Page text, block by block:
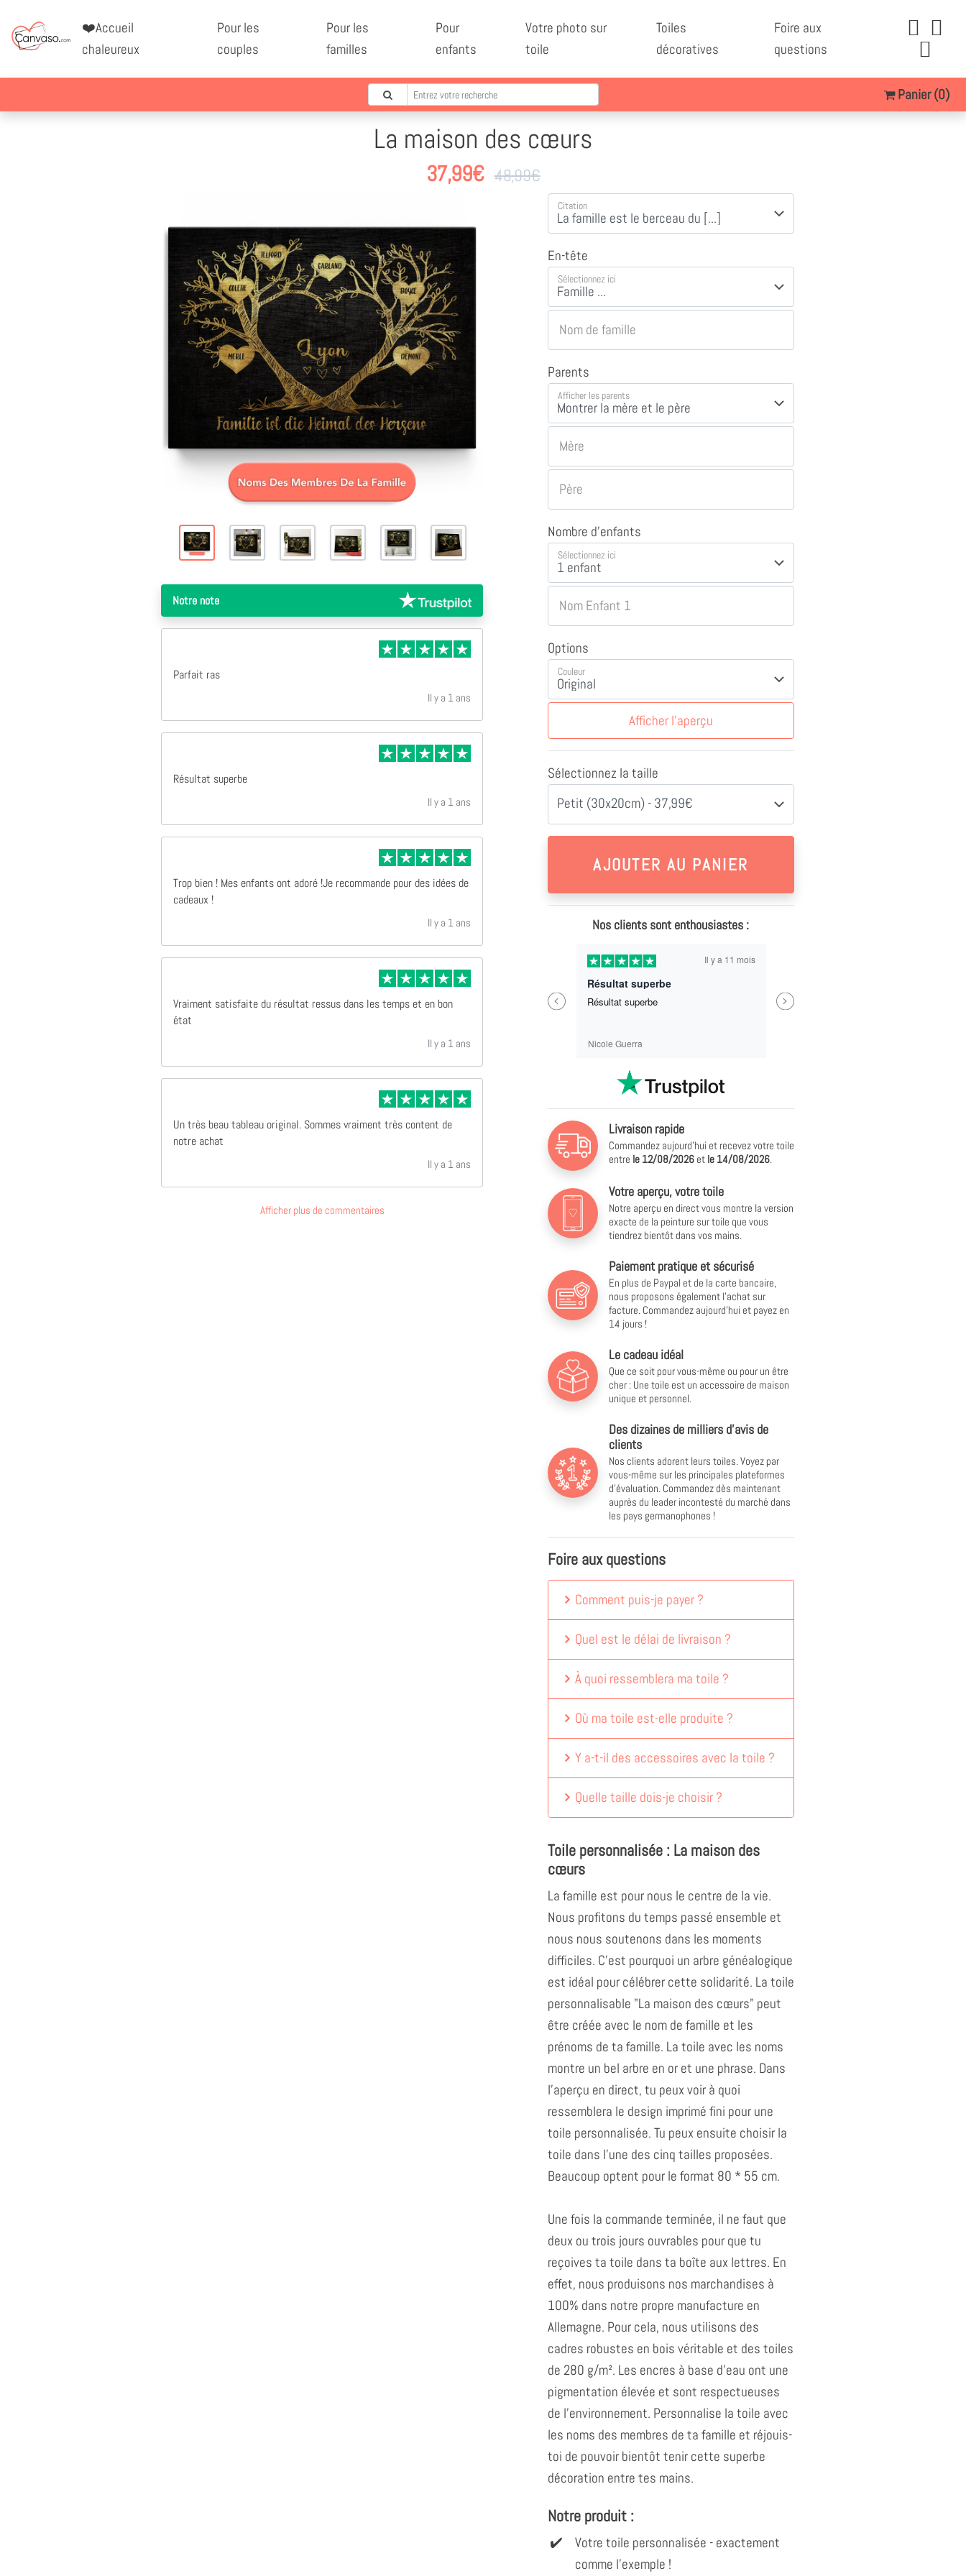
❤️Accueil
chaleureux
Pour les
couples
Pour les
familles
Pour
enfants
Votre photo sur
toile
Toiles
décoratives
Foire aux
questions
Panier(0)
La maison des cœurs
37,99€ 48,99€
Notre note
Parfait ras
Il y a 1 ans
Résultat superbe
Il y a 1 ans
Trop bien ! Mes enfants ont adoré !Je recommande pour des idées de
cadeaux !
Il y a 1 ans
Vraiment satisfaite du résultat ressus dans les temps et en bon
état
Il y a 1 ans
Un très beau tableau original. Sommes vraiment très content de
notre achat
Il y a 1 ans
Afficher plus de commentaires
Citation
En-tête
Sélectionnez ici
Nom de famille
Parents
Afficher les parents
Mère
Père
Nombre d'enfants
Sélectionnez ici
Nom Enfant 1
Options
Couleur
Afficher l'aperçu
Sélectionnez la taille
Petit (30x20cm) - 37,99€
Nos clients sont enthousiastes :
Previous
Il y a 1 ans
Excellent produit qualité parfait merci à
Il y a 11 mois
Parfait ras
Parfait ras
Il y a 11 mois
Résultat superbe
Résultat superbe
Nicole Guerra
Next
Livraison rapide
Commandez aujourd'hui et recevez votre toile
entre le 12/08/2026et le 14/08/2026.
Votre aperçu, votre toile
Notre aperçu en direct vous montre la version
exacte de la peinture sur toile que vous
tiendrez bientôt dans vos mains.
Paiement pratique et sécurisé
En plus de Paypal et de la carte bancaire,
nous proposons également l'achat sur
facture. Commandez aujourd'hui et payez en
14 jours !
Le cadeau idéal
Que ce soit pour vous-même ou pour un être
cher : Une toile est un accessoire de maison
unique et personnel.
Des dizaines de milliers d'avis de
clients
Nos clients adorent leurs toiles. Voyez par
vous-même sur les principales plateformes
d'évaluation. Commandez dès maintenant
auprès du leader incontesté du marché dans
les pays germanophones !
Foire aux questions
Comment puis-je payer ?
Quel est le délai de livraison ?
À quoi ressemblera ma toile ?
Où ma toile est-elle produite ?
Y a-t-il des accessoires avec la toile ?
Quelle taille dois-je choisir ?
Toile personnalisée : La maison des
cœurs
La famille est pour nous le centre de la vie.
Nous profitons du temps passé ensemble et
nous nous soutenons dans les moments
difficiles. C'est pourquoi un arbre généalogique
est idéal pour célébrer cette solidarité. La toile
personnalisable "La maison des cœurs" peut
être créée avec le nom de famille et les
prénoms de ta famille. La toile avec les noms
montre un bel arbre en or et une phrase. Dans
l'aperçu en direct, tu peux voir à quoi
ressemblera le design imprimé fini pour une
toile personnalisée. Tu peux ensuite choisir la
toile dans l'une des cinq tailles proposées.
Beaucoup optent pour le format 80 * 55 cm.
Une fois la commande terminée, il ne faut que
deux ou trois jours ouvrables pour que tu
reçoives ta toile dans ta boîte aux lettres. En
effet, nous produisons nos marchandises à
100% dans notre propre manufacture en
Allemagne. Pour cela, nous utilisons des
cadres robustes en bois véritable et des toiles
de 280 g/m². Les encres à base d'eau ont une
pigmentation élevée et sont respectueuses
de l'environnement. Personnalise la toile avec
les noms des membres de ta famille et réjouis-
toi de pouvoir bientôt tenir cette superbe
décoration entre tes mains.
Notre produit :
Votre toile personnalisée - exactement
comme l'exemple !